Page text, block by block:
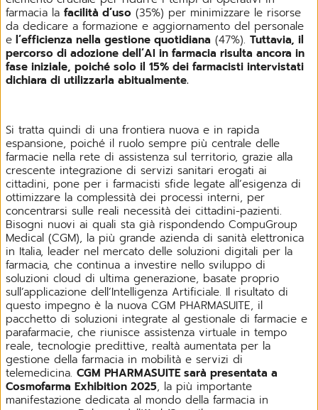
farmacia la facilità d’uso (35%) per minimizzare le risorse
da dedicare a formazione e aggiornamento del personale
e l’efficienza nella gestione quotidiana (47%). Tuttavia, il
percorso di adozione dell’AI in farmacia risulta ancora in
fase iniziale, poiché solo il 15% dei farmacisti intervistati
dichiara di utilizzarla abitualmente.
Si tratta quindi di una frontiera nuova e in rapida
espansione, poiché il ruolo sempre più centrale delle
farmacie nella rete di assistenza sul territorio, grazie alla
crescente integrazione di servizi sanitari erogati ai
cittadini, pone per i farmacisti sfide legate all’esigenza di
ottimizzare la complessità dei processi interni, per
concentrarsi sulle reali necessità dei cittadini-pazienti.
Bisogni nuovi ai quali sta già rispondendo CompuGroup
Medical (CGM), la più grande azienda di sanità elettronica
in Italia, leader nel mercato delle soluzioni digitali per la
farmacia, che continua a investire nello sviluppo di
soluzioni cloud di ultima generazione, basate proprio
sull’applicazione dell’Intelligenza Artificiale. Il risultato di
questo impegno è la nuova CGM PHARMASUITE, il
pacchetto di soluzioni integrate al gestionale di farmacie e
parafarmacie, che riunisce assistenza virtuale in tempo
reale, tecnologie predittive, realtà aumentata per la
gestione della farmacia in mobilità e servizi di
telemedicina. CGM PHARMASUITE sarà presentata a
Cosmofarma Exhibition 2025, la più importante
manifestazione dedicata al mondo della farmacia in